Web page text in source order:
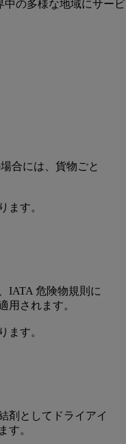
の多様な地域にサー
合には、貨物ごと
ます。
IATA 危険物規則に
用されます。
ます。
剤としてドライアイ
す。